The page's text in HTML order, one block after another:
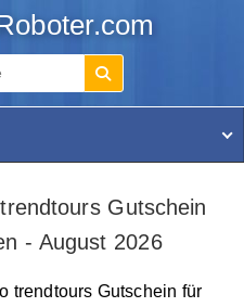
Gutschein
- August 2026
trendtours Gutschein für